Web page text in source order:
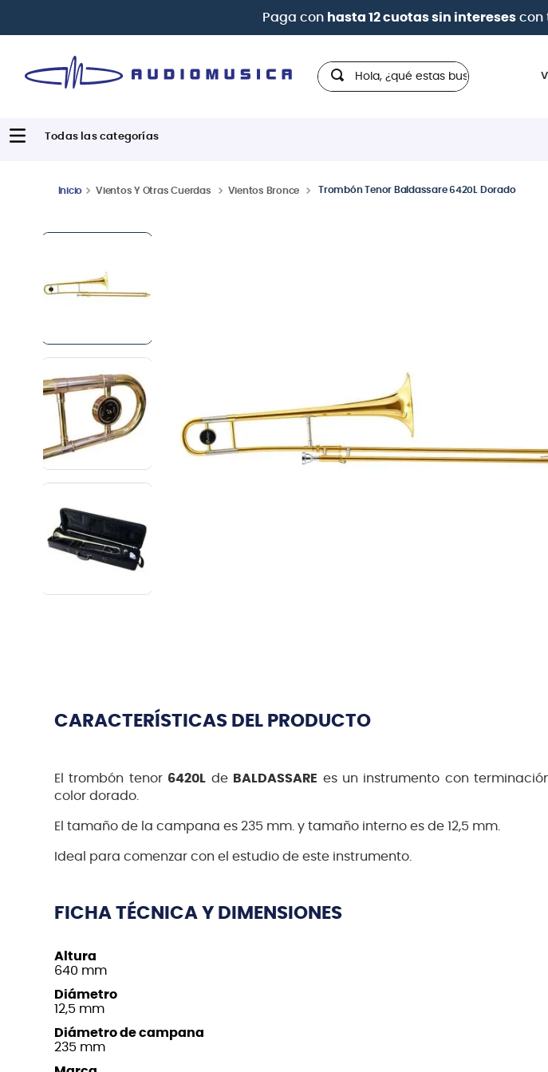
| Paga en cuotasdesde
Hola, ¿qué estas buscando?
Vientos Y Otras Cuerdas Vientos Bronce Trombón Tenor Baldassare 6420L Dorado
CARACTERÍSTICAS DEL PRODUCTO
El trombón tenor 6420L de BALDASSARE es un instrumento con
color dorado.
El tamaño de la campana es 235 mm. y tamaño interno es de 12,5 mm.
Ideal para comenzar con el estudio de este instrumento.
FICHA TÉCNICA Y DIMENSIONES
Altura
640 mm
Diámetro
12,5 mm
Diámetro de campana
235 mm